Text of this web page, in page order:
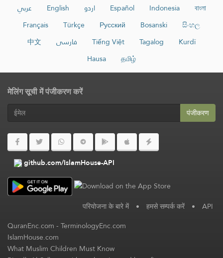
عربي English اردو Español Indonesia
বাংলা
Français
Türkçe Русский Bosanski
සිංහල
中文
فارسی Tiếng Việt Tagalog
Kurdî
Hausa
தமிழ்
मेलिंग सूची में पंजीकरण करें
पंजीकरण
github.com/IslamHouse-API
परियोजना के बारे में • हमसे सम्पर्क करें • API
QuranEnc.com-TerminologyEnc.com
IslamHouse.com
What Muslim Children Must Know